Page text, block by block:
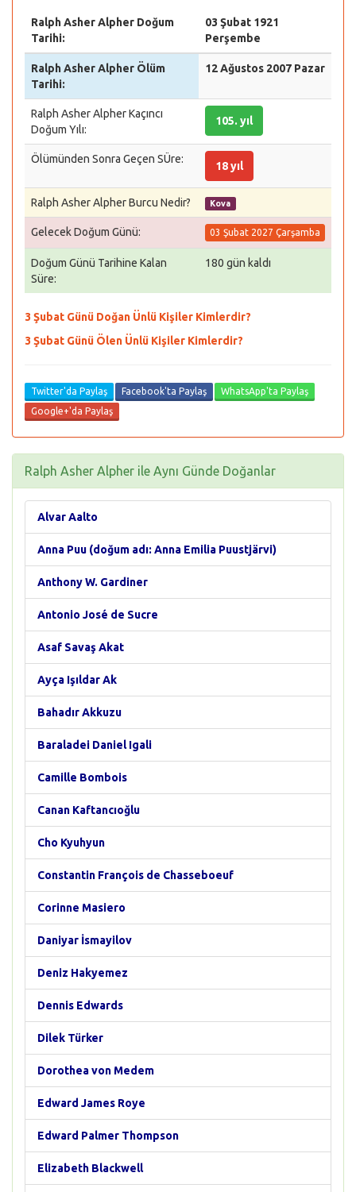
Ralph Asher Alpher Doğum
Tarihi:
03 Şubat 1921
Perşembe
Ralph Asher Alpher Ölüm
Tarihi:
12 Ağustos 2007 Pazar
Ralph Asher Alpher Kaçıncı
Doğum Yılı:
105. yıl
Ölümünden Sonra Geçen SÜre:
18 yıl
Ralph Asher Alpher Burcu Nedir? Kova
Gelecek Doğum Günü: 03 Şubat 2027 Çarşamba
Doğum Günü Tarihine Kalan
Süre:
180 gün kaldı
3 Şubat Günü Doğan Ünlü Kişiler Kimlerdir?
3 Şubat Günü Ölen Ünlü Kişiler Kimlerdir?
Twitter'da Paylaş Facebook'ta Paylaş
WhatsApp'ta Paylaş
Google+'da Paylaş
Ralph Asher Alpher ile Aynı Günde Doğanlar
Alvar Aalto
Anna Puu (doğum adı: Anna Emilia Puustjärvi)
Anthony W. Gardiner
Antonio José de Sucre
Asaf Savaş Akat
Ayça Işıldar Ak
Bahadır Akkuzu
Baraladei Daniel Igali
Camille Bombois
Canan Kaftancıoğlu
Cho Kyuhyun
Constantin François de Chasseboeuf
Corinne Masiero
Daniyar İsmayilov
Deniz Hakyemez
Dennis Edwards
Dilek Türker
Dorothea von Medem
Edward James Roye
Edward Palmer Thompson
Elizabeth Blackwell